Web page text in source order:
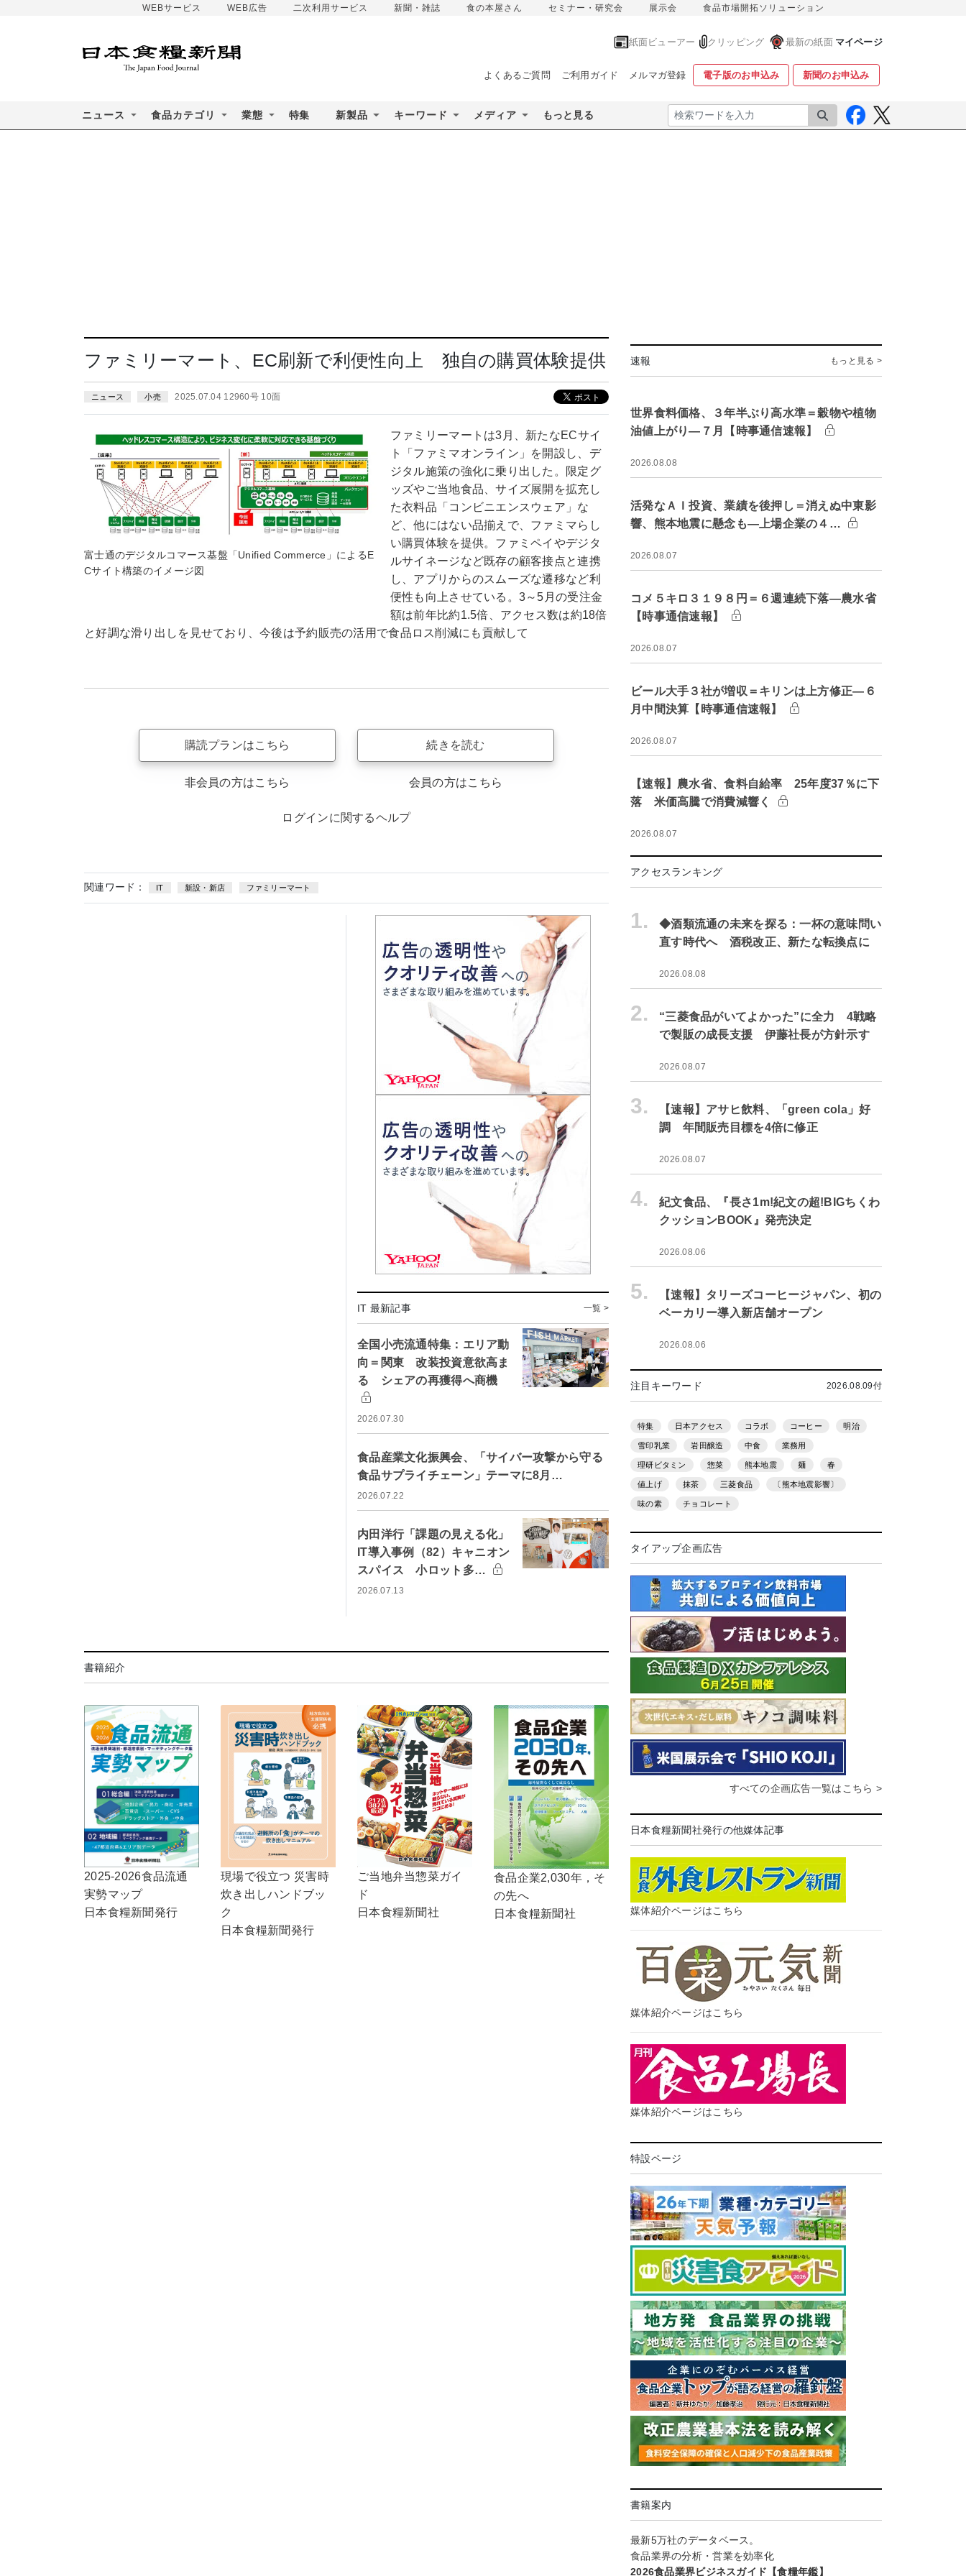
WEBサービス WEB広告 二次利用サービス 新聞・雑誌 食の本屋さん セミナー・研究会 展示会 食品市場開拓ソリューション
紙面ビューアー クリッピング 最新の紙面 マイページ
よくあるご質問 ご利用ガイド メルマガ登録 電子版のお申込み 新聞のお申込み
ニュース 食品カテゴリ 業態 特集 新製品 キーワード メディア もっと見る 検索
ファミリーマート、EC刷新で利便性向上 独自の購買体験提供
ニュース 小売 2025.07.04 12960号 10面
富士通のデジタルコマース基盤「Unified Commerce」によるE
Cサイト構築のイメージ図
ファミリーマートは3月、新たなECサイ
ト「ファミマオンライン」を開設し、デ
ジタル施策の強化に乗り出した。限定グ
ッズやご当地食品、サイズ展開を拡充し
た衣料品「コンビニエンスウェア」な
ど、他にはない品揃えで、ファミマらし
い購買体験を提供。ファミペイやデジタ
ルサイネージなど既存の顧客接点と連携
し、アプリからのスムーズな遷移など利
便性も向上させている。3～5月の受注金
額は前年比約1.5倍、アクセス数は約18倍
と好調な滑り出しを見せており、今後は予約販売の活用で食品ロス削減にも貢献して
購読プランはこちら
非会員の方はこちら
続きを読む
会員の方はこちら
ログインに関するヘルプ
関連ワード： IT 新設・新店 ファミリーマート
IT 最新記事 一覧 >
全国小売流通特集：エリア動
向＝関東 改装投資意欲高ま
る シェアの再獲得へ商機
2026.07.30
食品産業文化振興会、「サイバー攻撃から守る
食品サプライチェーン」テーマに8月…
2026.07.22
内田洋行「課題の見える化」
IT導入事例（82）キャニオン
スパイス 小ロット多…
2026.07.13
書籍紹介
2025-2026食品流通
実勢マップ
日本食糧新聞発行
現場で役立つ 災害時
炊き出しハンドブッ
ク
日本食糧新聞発行
ご当地弁当惣菜ガイ
ド
日本食糧新聞社
食品企業2,030年，そ
の先へ
日本食糧新聞社
速報 もっと見る >
世界食料価格、３年半ぶり高水準＝穀物や植物
油値上がり―７月【時事通信速報】
2026.08.08
活発なＡＩ投資、業績を後押し＝消えぬ中東影
響、熊本地震に懸念も―上場企業の４…
2026.08.07
コメ５キロ３１９８円＝６週連続下落―農水省
【時事通信速報】
2026.08.07
ビール大手３社が増収＝キリンは上方修正―６
月中間決算【時事通信速報】
2026.08.07
【速報】農水省、食料自給率 25年度37％に下
落 米価高騰で消費減響く
2026.08.07
アクセスランキング
1.
◆酒類流通の未来を探る：一杯の意味問い
直す時代へ 酒税改正、新たな転換点に
2026.08.08
2.
“三菱食品がいてよかった”に全力 4戦略
で製販の成長支援 伊藤社長が方針示す
2026.08.07
3.
【速報】アサヒ飲料、「green cola」好
調 年間販売目標を4倍に修正
2026.08.07
4.
紀文食品、『長さ1m!紀文の超!BIGちくわ
クッションBOOK』発売決定
2026.08.06
5.
【速報】タリーズコーヒージャパン、初の
ベーカリー導入新店舗オープン
2026.08.06
注目キーワード 2026.08.09付
特集 日本アクセス コラボ コーヒー 明治
雪印乳業 岩田醸造 中食 業務用
理研ビタミン 惣菜 熊本地震 麺 春
値上げ 抹茶 三菱食品 〔熊本地震影響〕
味の素 チョコレート
タイアップ企画広告
すべての企画広告一覧はこちら >
日本食糧新聞社発行の他媒体記事
媒体紹介ページはこちら
媒体紹介ページはこちら
媒体紹介ページはこちら
特設ページ
書籍案内
最新5万社のデータベース。
食品業界の分析・営業を効率化
2026食品業界ビジネスガイド【食糧年鑑】